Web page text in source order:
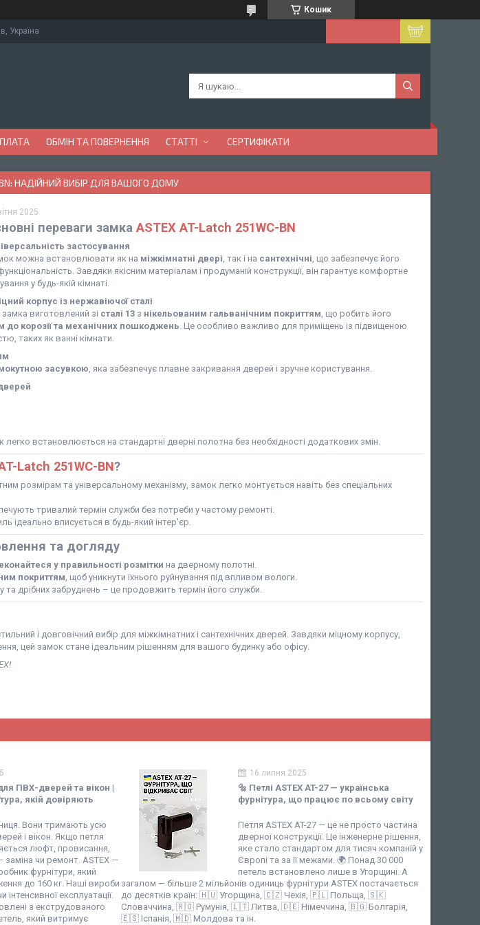
Кошик
Україна
ОБМІН ТА ПОВЕРНЕННЯ СТАТТІ СЕРТИФІКАТИ
BN: НАДІЙНИЙ ВИБІР ДЛЯ ВАШОГО ДОМУ
2025
переваги замка ASTEX AT-Latch 251WC-BN
застосування
можна встановлювати як на міжкімнатні двері, так і на сантехнічні, що забезпечує його
Завдяки якісним матеріалам і продуманій конструкції, він гарантує комфортне
у будь-якій кімнаті.
корпус із нержавіючої сталі
виготовлений зі сталі 13 з нікельованим гальванічним покриттям, що робить його
до корозії та механічних пошкоджень. Це особливо важливо для приміщень із підвищеною
таких як ванні кімнати.
засувкою, яка забезпечує плавне закривання дверей і зручне користування.
встановлюється на стандартні дверні полотна без необхідності додаткових змін.
Latch 251WC-BN?
розмірам та універсальному механізму, замок легко монтується навіть без спеціальних
тривалий термін служби без потреби у частому ремонті.
ідеально вписується в будь-який інтер'єр.
та догляду
у правильності розмітки на дверному полотні.
покриттям , щоб уникнути їхнього руйнування під впливом вологи.
та дрібних забруднень – це продовжить термін його служби.
і довговічний вибір для міжкімнатних і сантехнічних дверей. Завдяки міцному корпусу,
цей замок стане ідеальним рішенням для вашого будинку або офісу.
ПВХ-дверей та вікон |
якій довіряють
Вони тримають усю
і вікон. Якщо петля
люфт, провисання,
заміна чи ремонт. ASTEX —
фурнітури, який
до 160 кг. Наші вироби
експлуатації.
з екструдованого
який витримує
16 липня 2025
🔩 Петлі ASTEX AT-27 — українська
фурнітура, що працює по всьому світу
Петля ASTEX AT-27 — це не просто частина
дверної конструкції. Це інженерне рішення,
яке стало стандартом для тисяч компаній у
Європі та за її межами. 🌍 Понад 30 000
петель встановлено лише в Угорщині. А
загалом — більше 2 мільйонів одиниць фурнітури ASTEX постачається
до десятків країн: 🇭🇺 Угорщина, 🇨🇿 Чехія, 🇵🇱 Польща, 🇸🇰
Словаччина, 🇷🇴 Румунія, 🇱🇹 Литва, 🇩🇪 Німеччина, 🇧🇬 Болгарія,
🇪🇸 Іспанія, 🇲🇩 Молдова та ін.